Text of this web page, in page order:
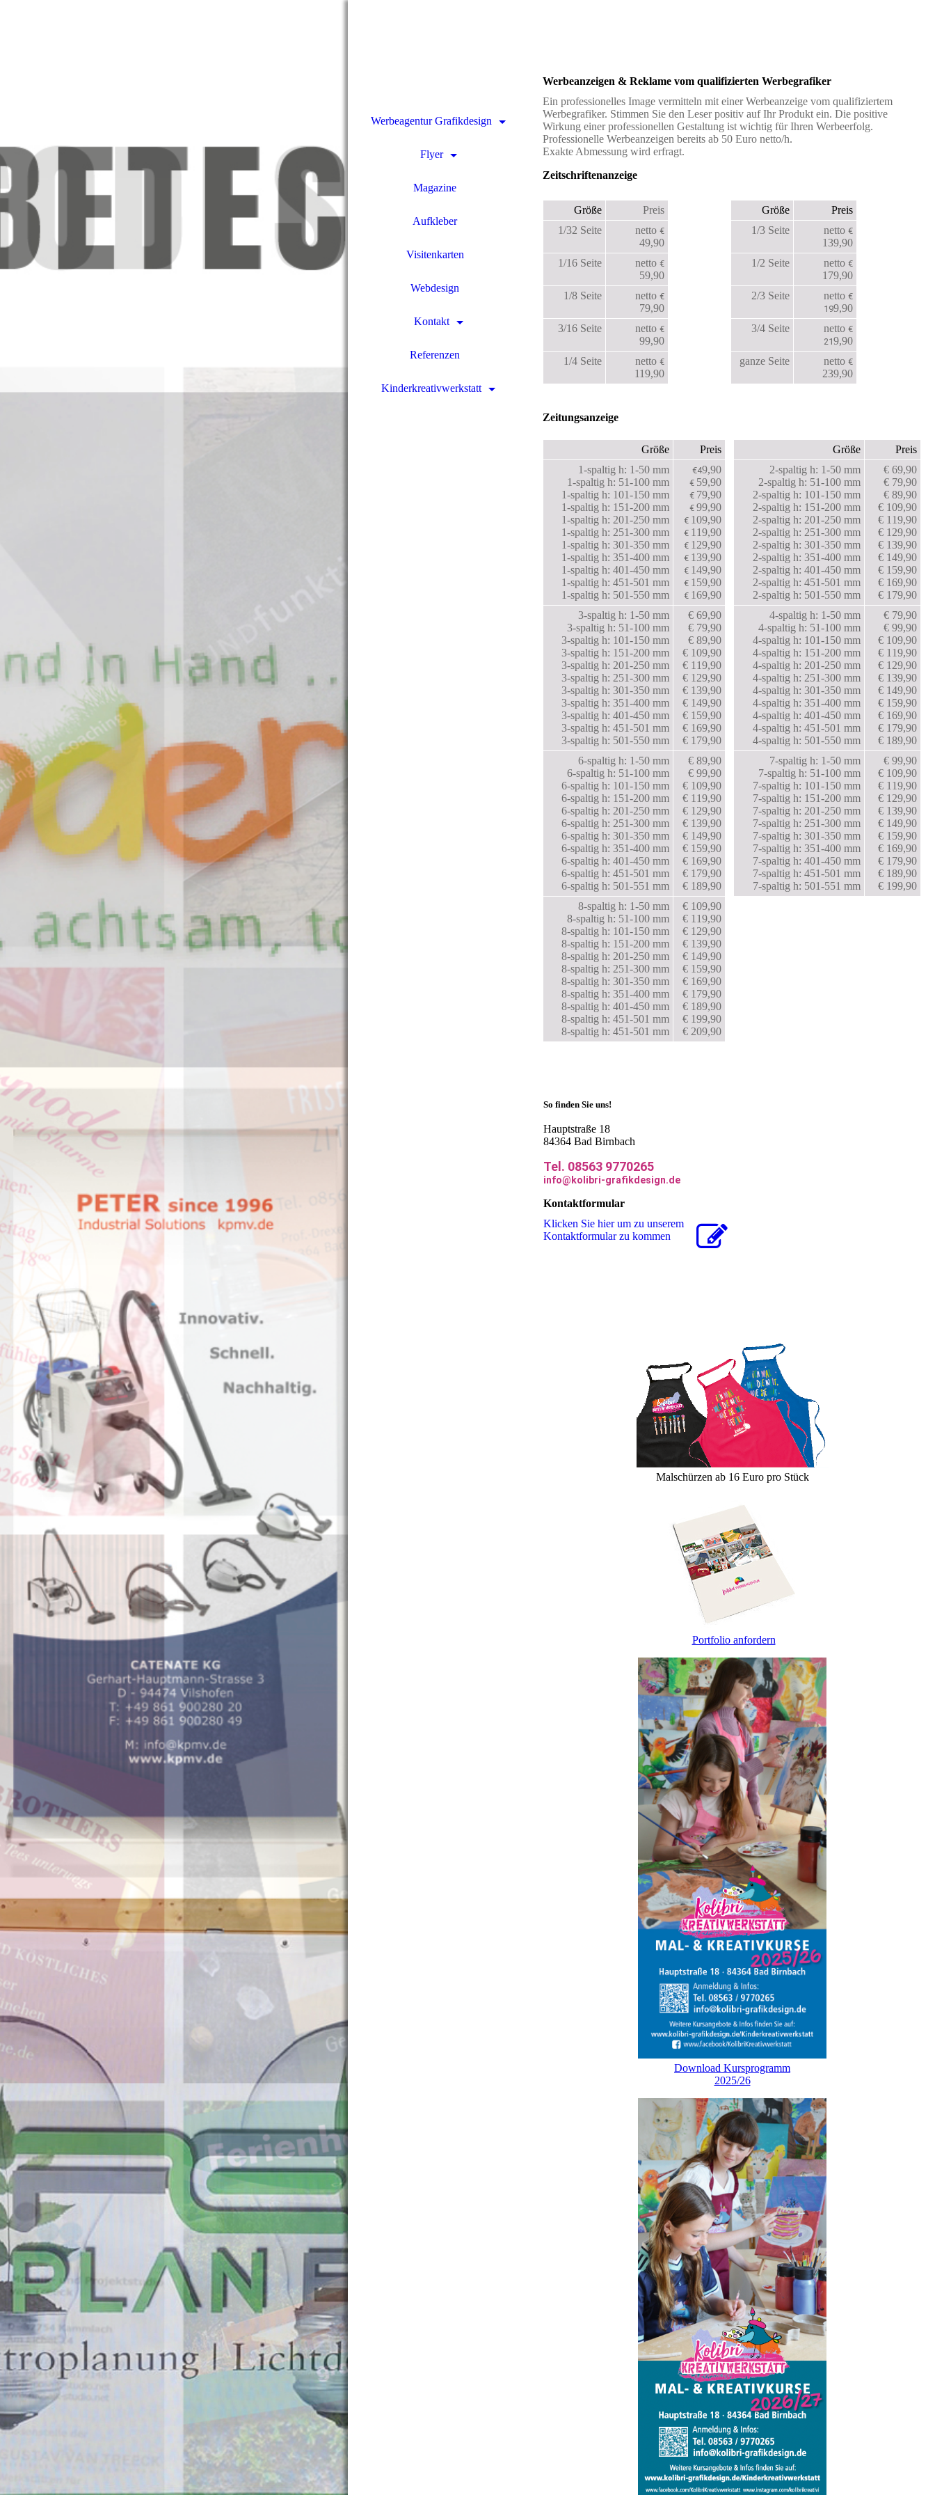
Werbeagentur Grafikdesign
Flyer
Magazine
Aufkleber
Visitenkarten
Webdesign
Kontakt
Referenzen
Kinderkreativwerkstatt
Werbeanzeigen & Reklame vom qualifizierten Werbegrafiker
Ein professionelles Image vermitteln mit einer Werbeanzeige vom qualifiziertem
Werbegrafiker. Stimmen Sie den Leser positiv auf Ihr Produkt ein. Die positive
Wirkung einer professionellen Gestaltung ist wichtig für Ihren Werbeerfolg.
Professionelle Werbeanzeigen bereits ab 50 Euro netto/h.
Exakte Abmessung wird erfragt.
Zeitschriftenanzeige
Größe Preis Größe
Preis
1/32 Seite
netto €
49,90
1/3 Seite netto €
139,90
1/16 Seite
netto €
59,90
1/2 Seite netto €
179,90
1/8 Seite
netto €
79,90
2/3 Seite netto €
199,90
3/16 Seite
netto €
99,90
3/4 Seite netto €
219,90
1/4 Seite
netto €
119,90
ganze Seite netto €
239,90
Zeitungsanzeige
Größe Preis Größe
Preis
1-spaltig h: 1-50 mm
1-spaltig h: 51-100 mm
1-spaltig h: 101-150 mm
1-spaltig h: 151-200 mm
1-spaltig h: 201-250 mm
1-spaltig h: 251-300 mm
1-spaltig h: 301-350 mm
1-spaltig h: 351-400 mm
1-spaltig h: 401-450 mm
1-spaltig h: 451-501 mm
1-spaltig h: 501-550 mm
€49,90
€ 59,90
€ 79,90
€ 99,90
€ 109,90
€ 119,90
€ 129,90
€ 139,90
€ 149,90
€ 159,90
€ 169,90
2-spaltig h: 1-50 mm
2-spaltig h: 51-100 mm
2-spaltig h: 101-150 mm
2-spaltig h: 151-200 mm
2-spaltig h: 201-250 mm
2-spaltig h: 251-300 mm
2-spaltig h: 301-350 mm
2-spaltig h: 351-400 mm
2-spaltig h: 401-450 mm
2-spaltig h: 451-501 mm
2-spaltig h: 501-550 mm
€ 69,90
€ 79,90
€ 89,90
€ 109,90
€ 119,90
€ 129,90
€ 139,90
€ 149,90
€ 159,90
€ 169,90
€ 179,90
3-spaltig h: 1-50 mm
3-spaltig h: 51-100 mm
3-spaltig h: 101-150 mm
3-spaltig h: 151-200 mm
3-spaltig h: 201-250 mm
3-spaltig h: 251-300 mm
3-spaltig h: 301-350 mm
3-spaltig h: 351-400 mm
3-spaltig h: 401-450 mm
3-spaltig h: 451-501 mm
3-spaltig h: 501-550 mm
€ 69,90
€ 79,90
€ 89,90
€ 109,90
€ 119,90
€ 129,90
€ 139,90
€ 149,90
€ 159,90
€ 169,90
€ 179,90
4-spaltig h: 1-50 mm
4-spaltig h: 51-100 mm
4-spaltig h: 101-150 mm
4-spaltig h: 151-200 mm
4-spaltig h: 201-250 mm
4-spaltig h: 251-300 mm
4-spaltig h: 301-350 mm
4-spaltig h: 351-400 mm
4-spaltig h: 401-450 mm
4-spaltig h: 451-501 mm
4-spaltig h: 501-550 mm
€ 79,90
€ 99,90
€ 109,90
€ 119,90
€ 129,90
€ 139,90
€ 149,90
€ 159,90
€ 169,90
€ 179,90
€ 189,90
6-spaltig h: 1-50 mm
6-spaltig h: 51-100 mm
6-spaltig h: 101-150 mm
6-spaltig h: 151-200 mm
6-spaltig h: 201-250 mm
6-spaltig h: 251-300 mm
6-spaltig h: 301-350 mm
6-spaltig h: 351-400 mm
6-spaltig h: 401-450 mm
6-spaltig h: 451-501 mm
6-spaltig h: 501-551 mm
€ 89,90
€ 99,90
€ 109,90
€ 119,90
€ 129,90
€ 139,90
€ 149,90
€ 159,90
€ 169,90
€ 179,90
€ 189,90
7-spaltig h: 1-50 mm
7-spaltig h: 51-100 mm
7-spaltig h: 101-150 mm
7-spaltig h: 151-200 mm
7-spaltig h: 201-250 mm
7-spaltig h: 251-300 mm
7-spaltig h: 301-350 mm
7-spaltig h: 351-400 mm
7-spaltig h: 401-450 mm
7-spaltig h: 451-501 mm
7-spaltig h: 501-551 mm
€ 99,90
€ 109,90
€ 119,90
€ 129,90
€ 139,90
€ 149,90
€ 159,90
€ 169,90
€ 179,90
€ 189,90
€ 199,90
8-spaltig h: 1-50 mm
8-spaltig h: 51-100 mm
8-spaltig h: 101-150 mm
8-spaltig h: 151-200 mm
8-spaltig h: 201-250 mm
8-spaltig h: 251-300 mm
8-spaltig h: 301-350 mm
8-spaltig h: 351-400 mm
8-spaltig h: 401-450 mm
8-spaltig h: 451-501 mm
8-spaltig h: 451-501 mm
€ 109,90
€ 119,90
€ 129,90
€ 139,90
€ 149,90
€ 159,90
€ 169,90
€ 179,90
€ 189,90
€ 199,90
€ 209,90
So finden Sie uns!
Hauptstraße 18
84364 Bad Birnbach
Tel. 08563 9770265
info@kolibri-grafikdesign.de
Kontaktformular
Klicken Sie hier um zu unserem
Kon­takt­for­mu­lar zu kommen
Malschürzen ab 16 Euro pro Stück
Portfolio anfordern
Download Kursprogramm
2025/26